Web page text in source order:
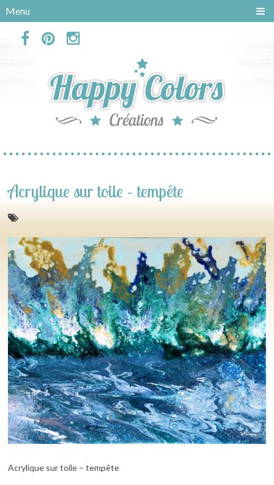
Menu
Acrylique sur toile – tempête
Acrylique sur toile – tempête
Panneau de gestion des cookies